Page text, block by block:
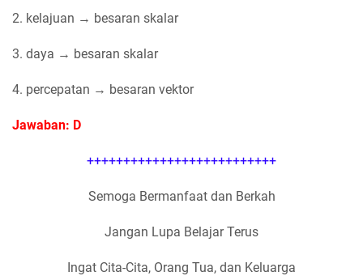
2. kelajuan → besaran skalar
3. daya → besaran skalar
4. percepatan → besaran vektor
Jawaban: D
++++++++++++++++++++++++++
Semoga Bermanfaat dan Berkah
Jangan Lupa Belajar Terus
Ingat Cita-Cita, Orang Tua, dan Keluarga